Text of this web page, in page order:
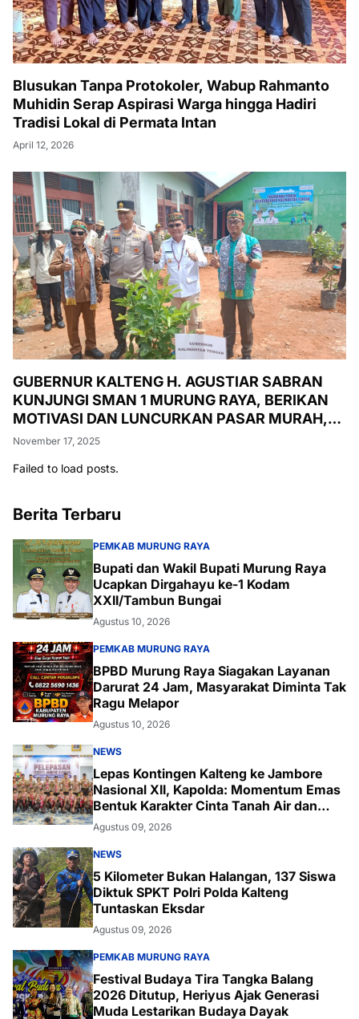
Blusukan Tanpa Protokoler, Wabup Rahmanto
Muhidin Serap Aspirasi Warga hingga Hadiri
Tradisi Lokal di Permata Intan
April 12, 2026
GUBERNUR KALTENG H. AGUSTIAR SABRAN
KUNJUNGI SMAN 1 MURUNG RAYA, BERIKAN
MOTIVASI DAN LUNCURKAN PASAR MURAH,
PENANAMAN POHON, DAN PEMERIKSAAN
November 17, 2025
Failed to load posts.
Berita Terbaru
PEMKAB MURUNG RAYA
Bupati dan Wakil Bupati Murung Raya
Ucapkan Dirgahayu ke-1 Kodam
XXII/Tambun Bungai
Agustus 10, 2026
PEMKAB MURUNG RAYA
BPBD Murung Raya Siagakan Layanan
Darurat 24 Jam, Masyarakat Diminta Tak
Ragu Melapor
Agustus 10, 2026
NEWS
Lepas Kontingen Kalteng ke Jambore
Nasional XII, Kapolda: Momentum Emas
Bentuk Karakter Cinta Tanah Air dan
Lingkungan
Agustus 09, 2026
NEWS
5 Kilometer Bukan Halangan, 137 Siswa
Diktuk SPKT Polri Polda Kalteng
Tuntaskan Eksdar
Agustus 09, 2026
PEMKAB MURUNG RAYA
Festival Budaya Tira Tangka Balang
2026 Ditutup, Heriyus Ajak Generasi
Muda Lestarikan Budaya Dayak